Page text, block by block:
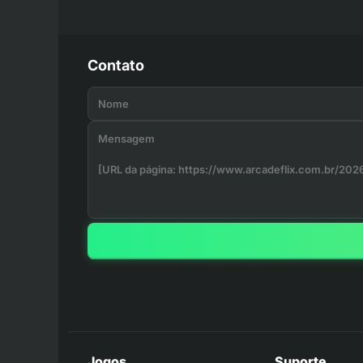
Contato